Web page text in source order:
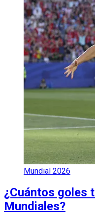
Mundial 2026
¿Cuántos goles
Mundiales?